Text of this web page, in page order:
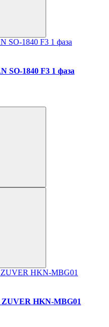
SO-1840 F3 1 фаза
ZUVER HKN-MBG01